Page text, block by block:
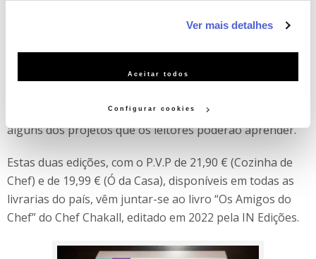
serviço às suas preferências e apresentar-lhe
publicidade personalizada). Pode gerir a utilização dos
Ver mais detalhes
Aceitar todos
Configurar cookies
Criar um prático bengaleiro, um banco com sapateira,
uma mesa de exterior ou uma parede de azulejos, são
alguns dos projetos que os leitores poderão aprender.
Estas duas edições, com o P.V.P de 21,90 € (Cozinha de
Chef) e de 19,99 € (Ó da Casa), disponíveis em todas as
livrarias do país, vêm juntar-se ao livro “Os Amigos do
Chef” do Chef Chakall, editado em 2022 pela IN Edições.